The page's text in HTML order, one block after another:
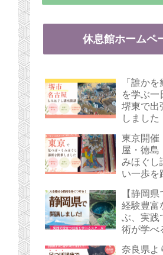
休息館ホームペ
「誰かを
を学ぶ一
堺東で出
しました
東京開催
屋・徳島
みほぐし
い一歩を
【静岡
経験豊富
ぶ、実践
術が学べ
奈良県よ